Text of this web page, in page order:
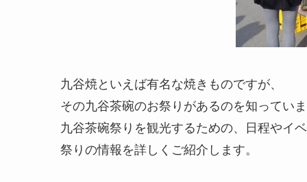
九谷焼といえば有名な焼きものですが、
その九谷茶碗のお祭りがあるのを知ってい
九谷茶碗祭りを観光するための、日程やイ
祭りの情報を詳しくご紹介します。